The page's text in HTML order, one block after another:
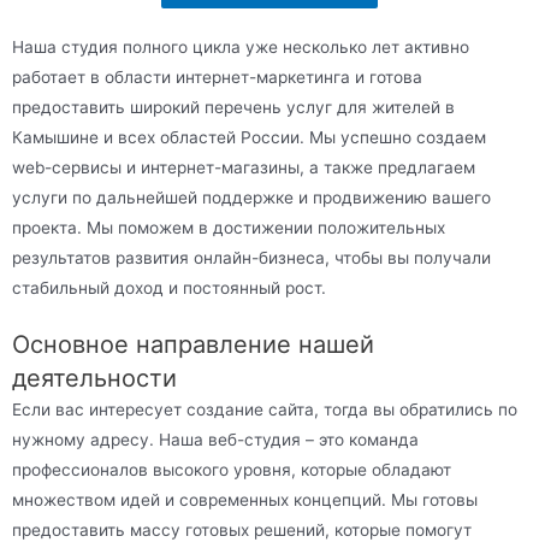
Наша студия полного цикла уже несколько лет активно
работает в области интернет-маркетинга и готова
предоставить широкий перечень услуг для жителей в
Камышине и всех областей России. Мы успешно создаем
web-сервисы и интернет-магазины, а также предлагаем
услуги по дальнейшей поддержке и продвижению вашего
проекта. Мы поможем в достижении положительных
результатов развития онлайн-бизнеса, чтобы вы получали
стабильный доход и постоянный рост.
Основное направление нашей
деятельности
Если вас интересует создание сайта, тогда вы обратились по
нужному адресу. Наша веб-студия – это команда
профессионалов высокого уровня, которые обладают
множеством идей и современных концепций. Мы готовы
предоставить массу готовых решений, которые помогут